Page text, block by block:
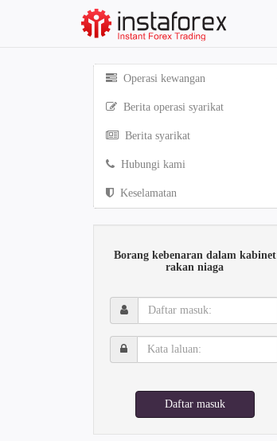
Operasi kewangan
Berita operasi syarikat
Berita syarikat
Hubungi kami
Keselamatan
Borang kebenaran dalam kabinet
rakan niaga
Daftar
masuk:
Kata
laluan:
Daftar masuk